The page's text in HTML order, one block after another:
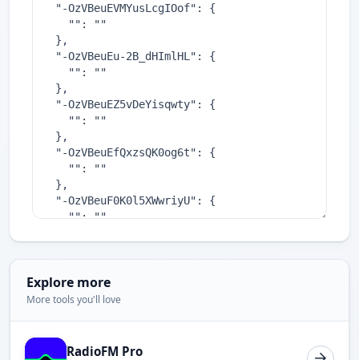
Explore more
More tools you'll love
RadioFM Pro